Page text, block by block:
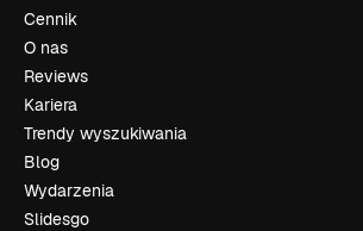
Cennik
O nas
Reviews
Kariera
Trendy wyszukiwania
Blog
Wydarzenia
Slidesgo